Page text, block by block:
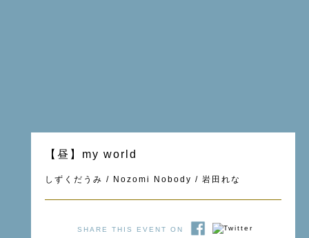
【昼】my world
しずくだうみ / Nozomi Nobody / 岩田れな
SHARE THIS EVENT ON